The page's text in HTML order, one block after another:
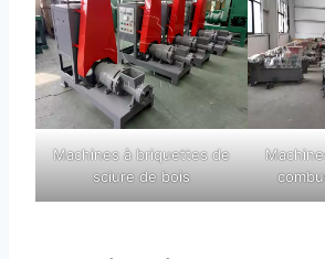
Machines à briquettes de
sciure de bois